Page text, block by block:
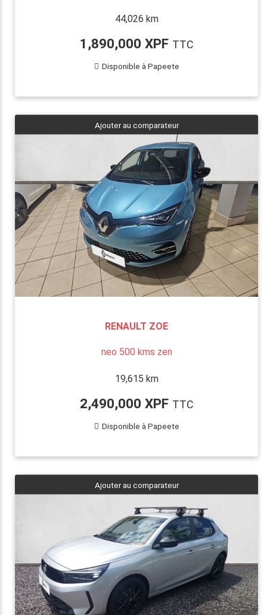
44,026 km
1,890,000 XPF TTC
Disponible à Papeete
Ajouter au comparateur
RENAULT ZOE
neo 500 kms zen
19,615 km
2,490,000 XPF TTC
Disponible à Papeete
Ajouter au comparateur